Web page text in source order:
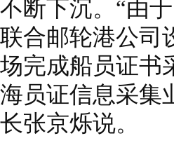
不断下沉。“由
联合邮轮港公司
场完成船员证书
海员证信息采集
长张京烁说。